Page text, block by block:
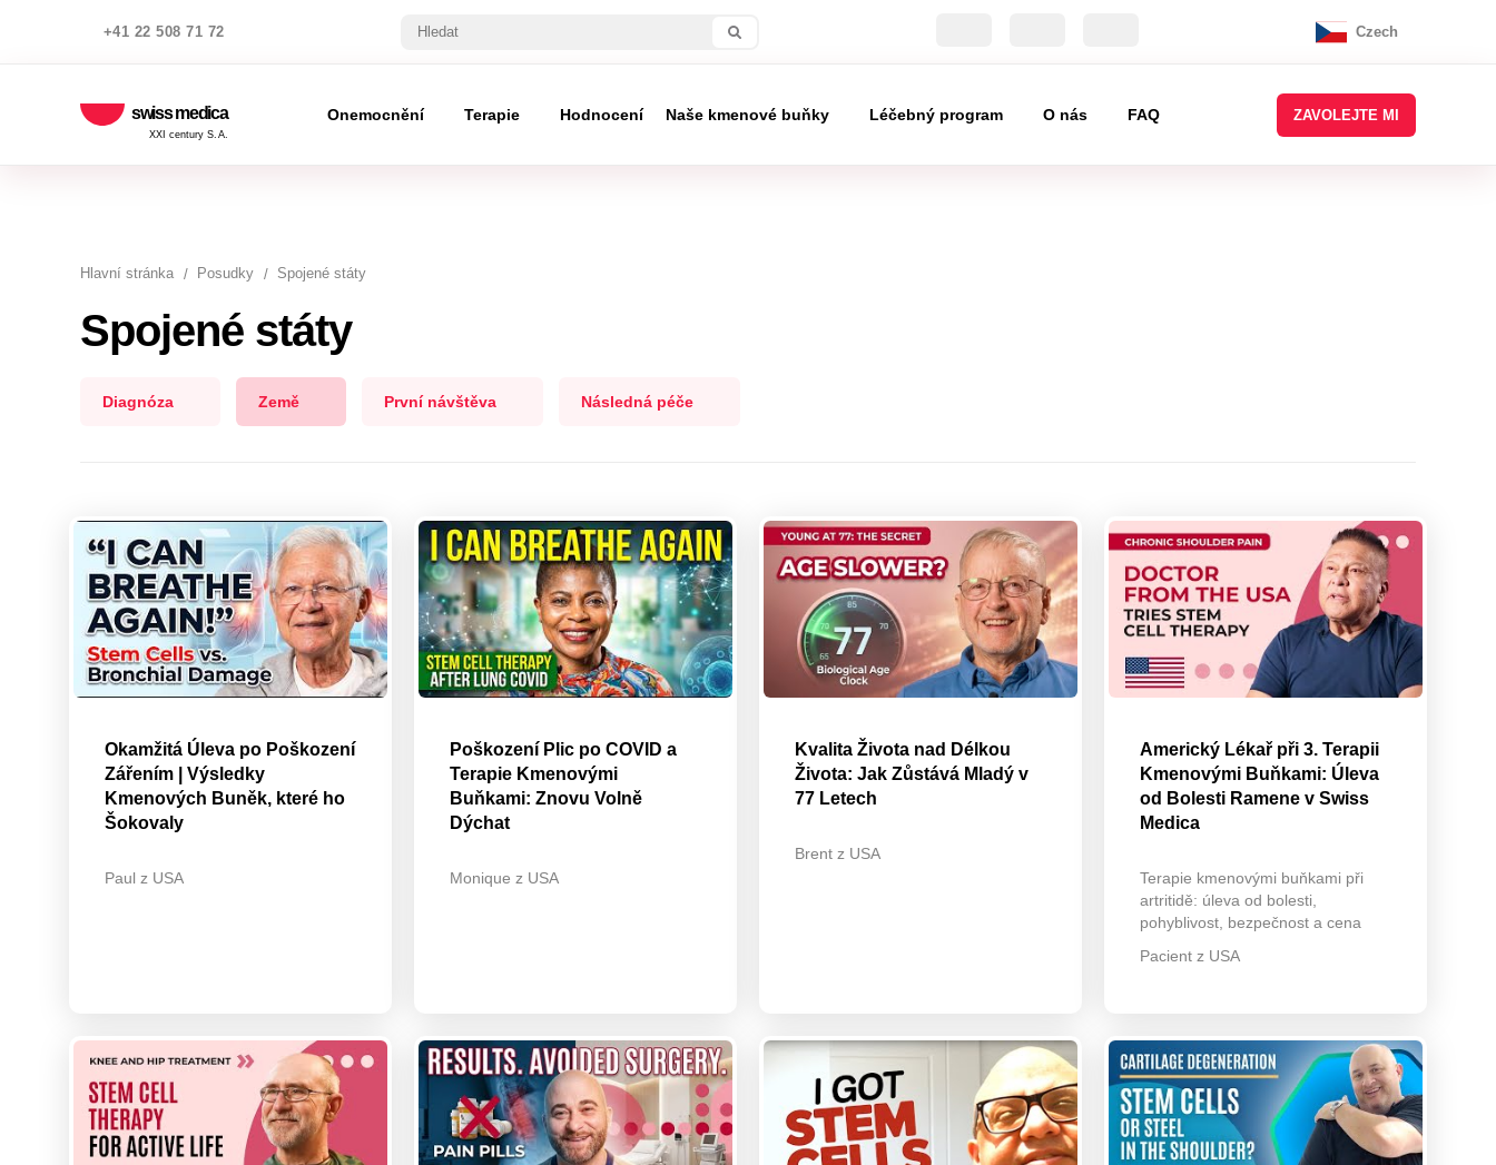
+41 22 508 71 72 Czech
swiss medica
XXI century S.A.
Onemocnění Terapie Hodnocení Naše kmenové buňky Léčebný program O nás FAQ ZAVOLEJTE MI
Hlavní stránka Posudky Spojené státy
Spojené státy
Diagnóza Země První návštěva Následná péče
Okamžitá Úleva po Poškození
Zářením | Výsledky
Kmenových Buněk, které ho
Šokovaly
Paul z USA
Poškození Plic po COVID a
Terapie Kmenovými
Buňkami: Znovu Volně
Dýchat
Monique z USA
Kvalita Života nad Délkou
Života: Jak Zůstává Mladý v
77 Letech
Brent z USA
Americký Lékař při 3. Terapii
Kmenovými Buňkami: Úleva
od Bolesti Ramene v Swiss
Medica
Terapie kmenovými buňkami při
artritidě: úleva od bolesti,
pohyblivost, bezpečnost a cena
Pacient z USA